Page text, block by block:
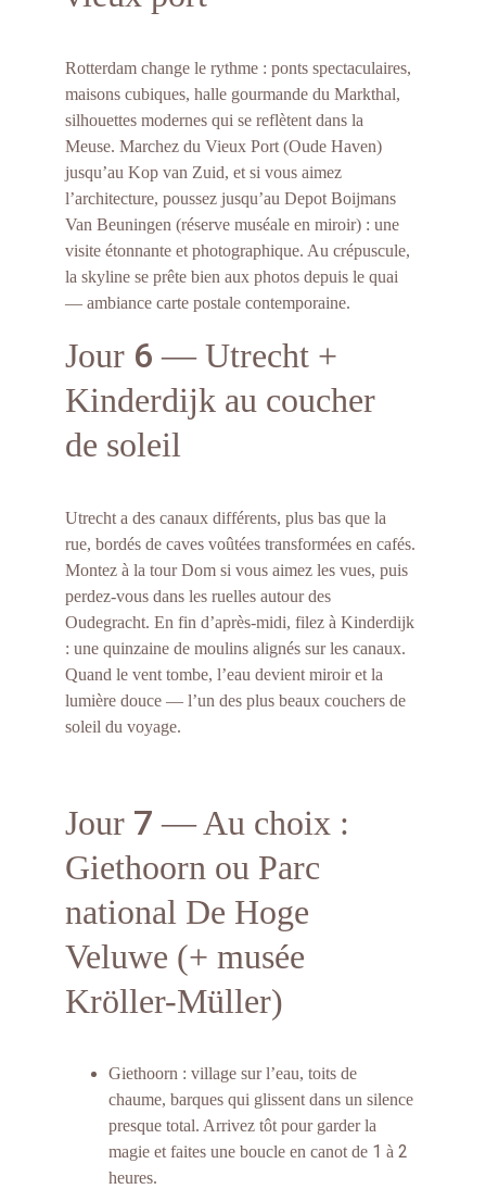
Rotterdam change le rythme : ponts spectaculaires,
maisons cubiques, halle gourmande du Markthal,
silhouettes modernes qui se reflètent dans la
Meuse. Marchez du Vieux Port (Oude Haven)
jusqu’au Kop van Zuid, et si vous aimez
l’architecture, poussez jusqu’au Depot Boijmans
Van Beuningen (réserve muséale en miroir) : une
visite étonnante et photographique. Au crépuscule,
la skyline se prête bien aux photos depuis le quai
— ambiance carte postale contemporaine.
Jour 6 — Utrecht +
Kinderdijk au coucher
de soleil
Utrecht a des canaux différents, plus bas que la
rue, bordés de caves voûtées transformées en cafés.
Montez à la tour Dom si vous aimez les vues, puis
perdez-vous dans les ruelles autour des
Oudegracht. En fin d’après-midi, filez à Kinderdijk
: une quinzaine de moulins alignés sur les canaux.
Quand le vent tombe, l’eau devient miroir et la
lumière douce — l’un des plus beaux couchers de
soleil du voyage.
Jour 7 — Au choix :
Giethoorn ou Parc
national De Hoge
Veluwe (+ musée
Kröller-Müller)
Giethoorn : village sur l’eau, toits de
chaume, barques qui glissent dans un silence
presque total. Arrivez tôt pour garder la
magie et faites une boucle en canot de 1 à 2
heures.